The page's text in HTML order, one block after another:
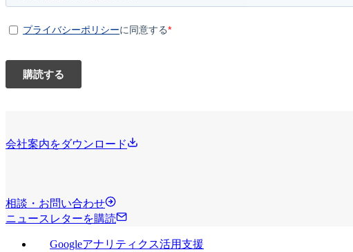
会社案内をダウンロード
相談・お問い合わせ
ニュースレターを購読
Googleアナリティクス活用支援